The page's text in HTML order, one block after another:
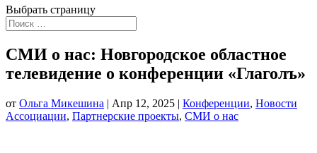
Выбрать страницу
СМИ о нас: Новгородское областное
телевидение о конференции «Глаголъ»
от Ольга Микешина | Апр 12, 2025 | Конференции, Новости
Ассоциации, Партнерские проекты, СМИ о нас